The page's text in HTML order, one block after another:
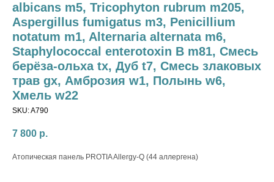
albicans m5, Tricophyton rubrum m205,
Aspergillus fumigatus m3, Penicillium
notatum m1, Alternaria alternata m6,
Staphylococcal enterotoxin B m81, Смесь
берёза-ольха tx, Дуб t7, Смесь злаковых
трав gx, Амброзия w1, Полынь w6,
Хмель w22
SKU:A790
7 800 р.
Атопическая панель PROTIA Allergy-Q (44 аллергена)